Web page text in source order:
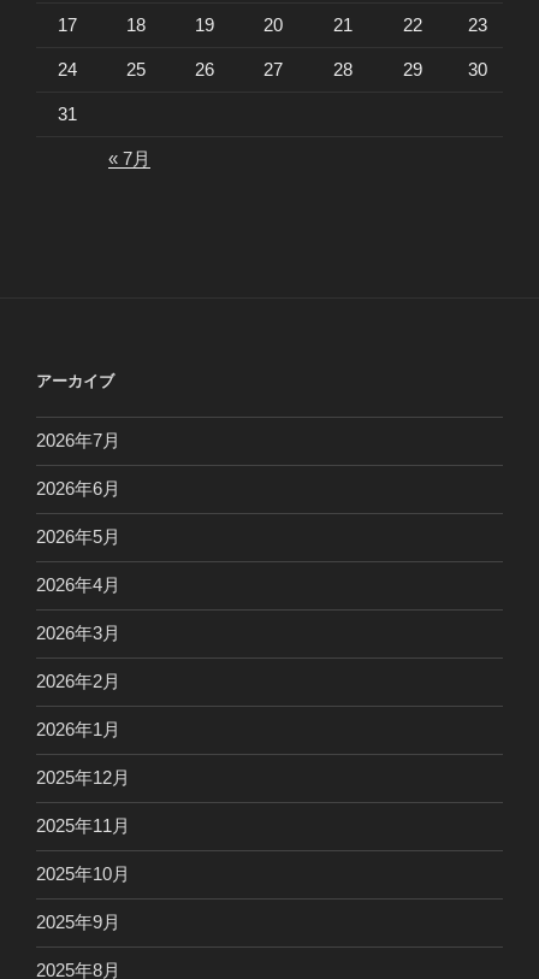
17 18 19 20 21 22 23
24 25 26 27 28 29 30
31
« 7月
アーカイブ
2026年7月
2026年6月
2026年5月
2026年4月
2026年3月
2026年2月
2026年1月
2025年12月
2025年11月
2025年10月
2025年9月
2025年8月